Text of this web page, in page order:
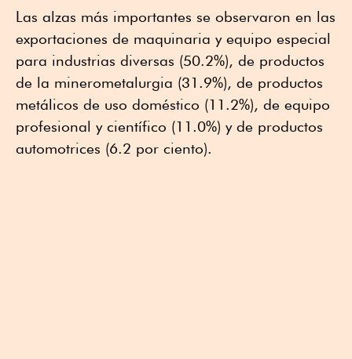
Las alzas más importantes se observaron en las
exportaciones de maquinaria y equipo especial
para industrias diversas (50.2%), de productos
de la minerometalurgia (31.9%), de productos
metálicos de uso doméstico (11.2%), de equipo
profesional y científico (11.0%) y de productos
automotrices (6.2 por ciento).